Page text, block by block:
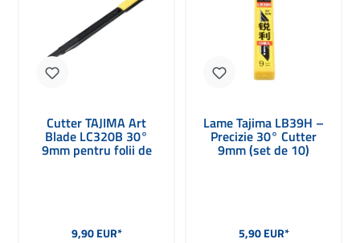
Cutter TAJIMA Art
Blade LC320B 30°
9mm pentru folii de
protecție
Preț obișnuit:
9,90 EUR*
Lame Tajima LB39H –
Precizie 30° Cutter
9mm (set de 10)
Preț obișnuit:
5,90 EUR*